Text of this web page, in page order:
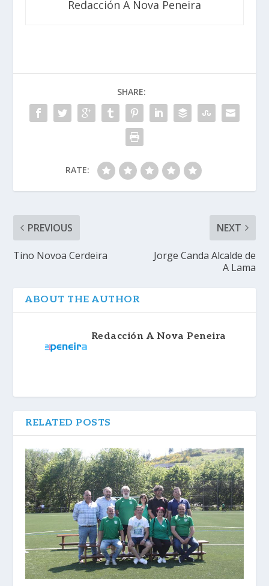
Redacción A Nova Peneira
SHARE:
RATE:
PREVIOUS
Tino Novoa Cerdeira
NEXT
Jorge Canda Alcalde de
A Lama
ABOUT THE AUTHOR
Redacción A Nova Peneira
RELATED POSTS